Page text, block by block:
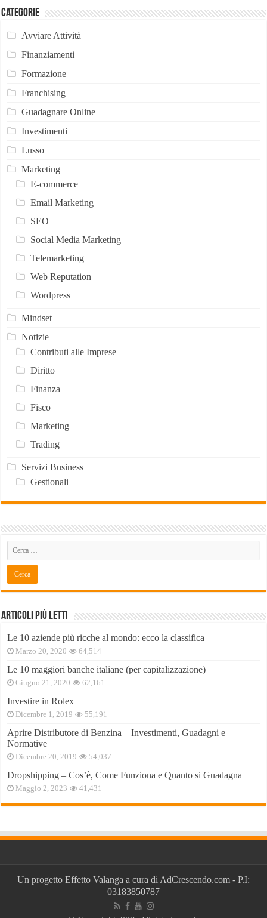
Categorie
Avviare Attività
Finanziamenti
Formazione
Franchising
Guadagnare Online
Investimenti
Lusso
Marketing
E-commerce
Email Marketing
SEO
Social Media Marketing
Telemarketing
Web Reputation
Wordpress
Mindset
Notizie
Contributi alle Imprese
Diritto
Finanza
Fisco
Marketing
Trading
Servizi Business
Gestionali
Articoli Più Letti
Le 10 aziende più ricche al mondo: ecco la classifica
Marzo 20, 2020 64,514
Le 10 maggiori banche italiane (per capitalizzazione)
Giugno 21, 2020 62,161
Investire in Rolex
Dicembre 1, 2019 55,191
Aprire Distributore di Benzina – Investimenti, Guadagni e
Normative
Dicembre 20, 2019 54,037
Dropshipping – Cos’è, Come Funziona e Quanto si Guadagna
Maggio 2, 2023 41,431
Un progetto Effetto Valanga a cura di AdCrescendo.com - P.I:
03183850787